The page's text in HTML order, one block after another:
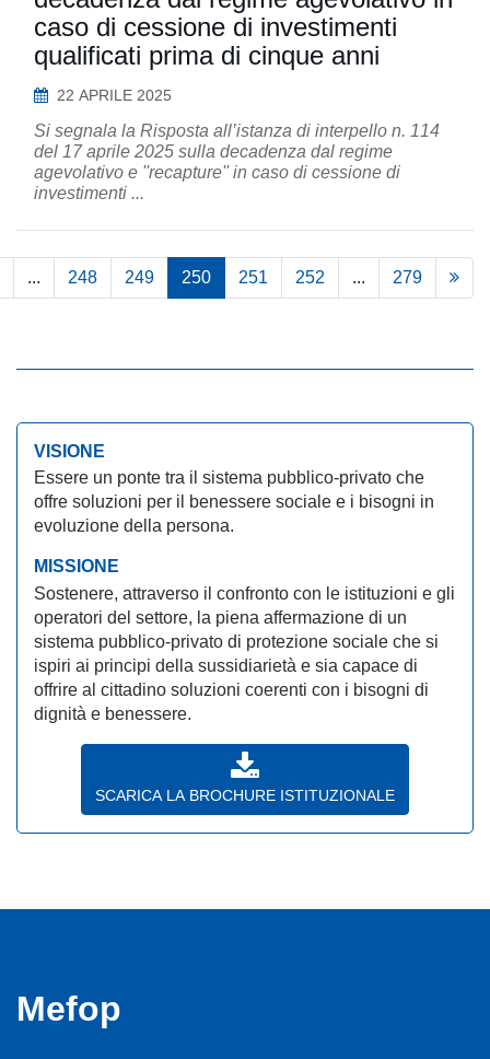
caso di cessione di investimenti
qualificati prima di cinque anni
22 APRILE 2025
Si segnala la Risposta all’istanza di interpello n. 114
del 17 aprile 2025 sulla decadenza dal regime
agevolativo e ''recapture'' in caso di cessione di
investimenti ...
... 248 249 250 251 252 ... 279
VISIONE
Essere un ponte tra il sistema pubblico-privato che
offre soluzioni per il benessere sociale e i bisogni in
evoluzione della persona.
MISSIONE
Sostenere, attraverso il confronto con le istituzioni e gli
operatori del settore, la piena affermazione di un
sistema pubblico-privato di protezione sociale che si
ispiri ai principi della sussidiarietà e sia capace di
offrire al cittadino soluzioni coerenti con i bisogni di
dignità e benessere.
SCARICA LA BROCHURE ISTITUZIONALE
Mefop